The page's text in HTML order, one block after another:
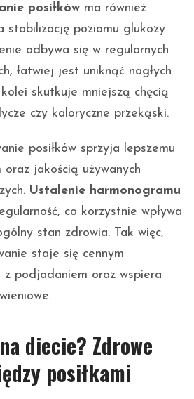
posiłków ma również
stabilizację poziomu glukozy
odbywa się w regularnych
łatwiej jest uniknąć nagłych
skutkuje mniejszą chęcią
czy kaloryczne przekąski.
posiłków sprzyja lepszemu
oraz jakością używanych
Ustalenie harmonogramu
co korzystnie wpływa
stan zdrowia. Tak więc,
staje się cennym
z podjadaniem oraz wspiera
diecie? Zdrowe
posiłkami